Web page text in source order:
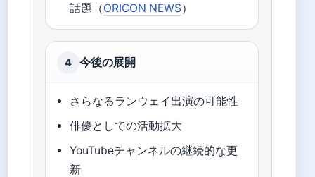
話題（ORICON NEWS）
4 今後の展開
さらなるランウェイ出演の可能性
俳優としての活動拡大
YouTubeチャンネルの継続的な更
新